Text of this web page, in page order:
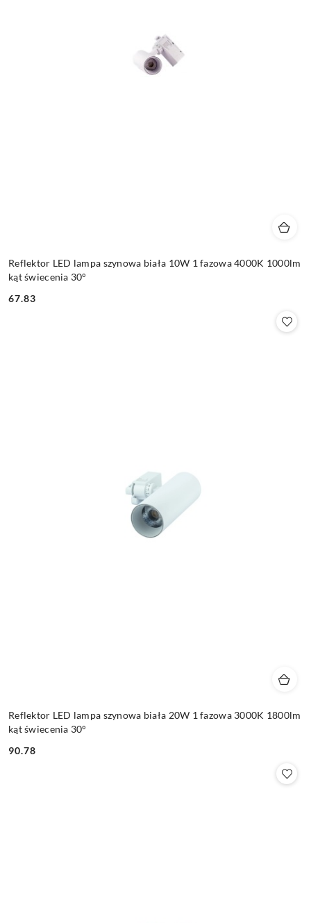
Reflektor LED lampa szynowa biała 10W 1 fazowa 4000K 1000lm
kąt świecenia 30°
Cena:
67.83
Reflektor LED lampa szynowa biała 20W 1 fazowa 3000K 1800lm
kąt świecenia 30°
Cena:
90.78